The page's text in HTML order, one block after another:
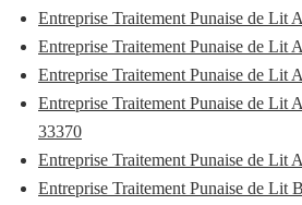
Entreprise Traitement Punaise de Lit
Entreprise Traitement Punaise de Lit
Entreprise Traitement Punaise de Lit
Entreprise Traitement Punaise de Lit
33370
Entreprise Traitement Punaise de Lit
Entreprise Traitement Punaise de Lit